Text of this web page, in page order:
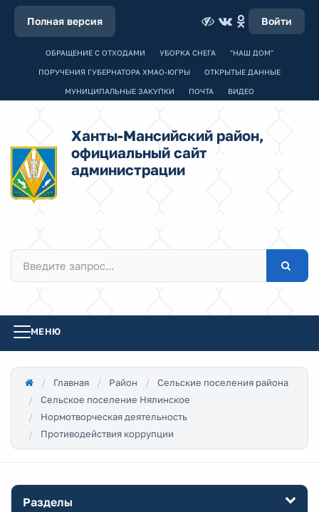
Полная версия Войти
ОБРАЩЕНИЕ С ОТХОДАМИ УБОРКА СНЕГА "НАШ ДОМ"
ПОРУЧЕНИЯ ГУБЕРНАТОРА ХМАО-ЮГРЫ ОТКРЫТЫЕ ДАННЫЕ
МУНИЦИПАЛЬНЫЕ ЗАКУПКИ ПОЧТА ВИДЕО
Ханты-Мансийский район,
официальный сайт
администрации
МЕНЮ
Главная Район
Сельские поселения района
Сельское поселение Нялинское
Нормотворческая деятельность
Противодействия коррупции
Разделы